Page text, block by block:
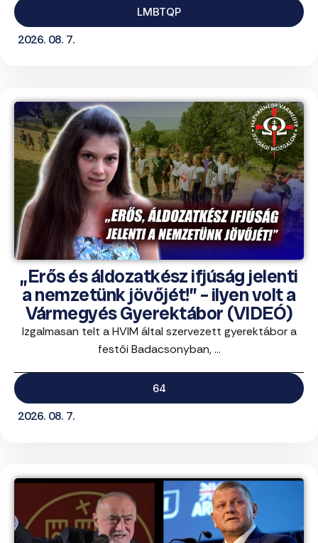
LMBTQP
2026. 08. 7.
„Erős és áldozatkész ifjúság jelenti
a nemzetünk jövőjét!” – ilyen volt a
Vármegyés Gyerektábor (VIDEÓ)
Izgalmasan telt a HVIM által szervezett gyerektábor a
festői Badacsonyban, ...
64
2026. 08. 7.